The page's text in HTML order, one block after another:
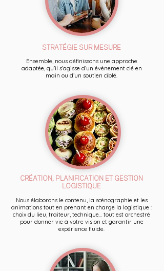
STRATÉGIE SUR MESURE
Ensemble, nous définissons une approche
adaptée, qu’il s’agisse d’un événement clé en
main ou d’un soutien ciblé.
CRÉATION, PLANIFICATION ET GESTION
LOGISTIQUE
Nous élaborons le contenu, la scénographie et les
animations tout en prenant en charge la logistique :
choix du lieu, traiteur, technique... tout est orchestré
pour donner vie à votre vision et garantir une
expérience fluide.